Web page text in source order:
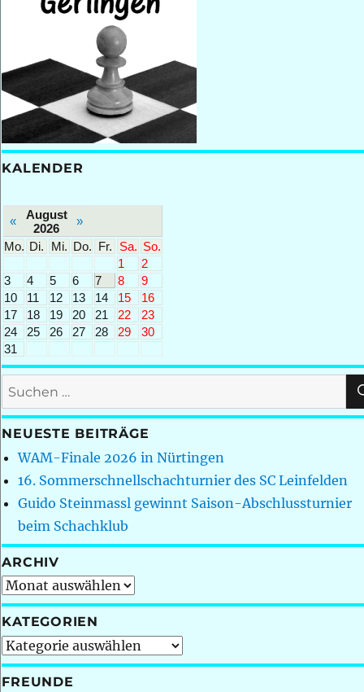
KALENDER
«
August
2026
»
Mo. Di. Mi. Do. Fr. Sa. So.
1
2
3
4 5 6 7 8
9
10
11 12 13 14 15
16
17
18 19 20 21 22
23
24
25 26 27 28 29
30
31
Suchen
nach:
NEUESTE BEITRÄGE
WAM-Finale 2026 in Nürtingen
16. Sommerschnellschachturnier des SC Leinfelden
Guido Steinmassl gewinnt Saison-Abschlussturnier
beim Schachklub
ARCHIV
Archiv
KATEGORIEN
Kategorien
FREUNDE